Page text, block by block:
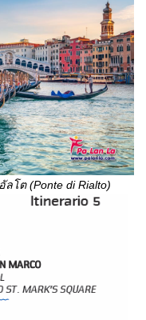
ลโต (Ponte di Rialto)